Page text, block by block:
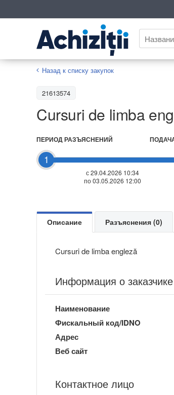
Назад к списку закупок
21613574
Cursuri de limba
1
ПЕРИОД РАЗЪЯСНЕНИЙ
с 29.04.2026 10:34
по 03.05.2026 12:00
Описание Разъяснения (0)
Cursuri de limba engleză
Информация о заказчике
Наименование
Фискальный код/IDNO
Адрес
Веб сайт
Контактное лицо